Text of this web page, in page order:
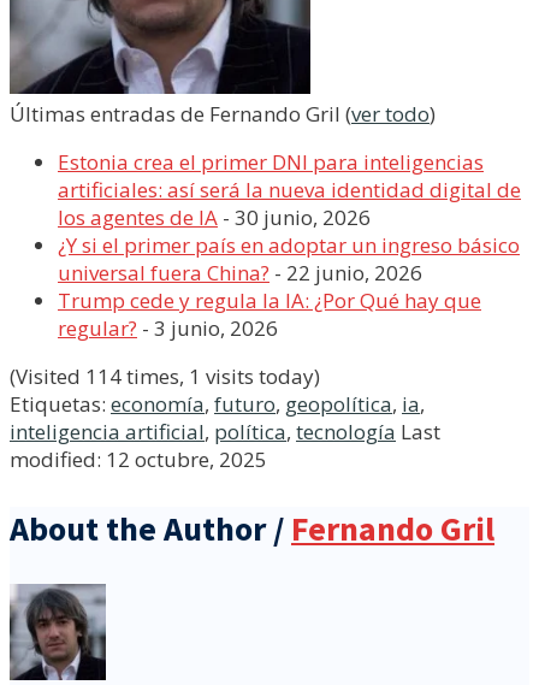
Últimas entradas de Fernando Gril (ver todo)
Estonia crea el primer DNI para inteligencias
artificiales: así será la nueva identidad digital de
los agentes de IA - 30 junio, 2026
¿Y si el primer país en adoptar un ingreso básico
universal fuera China? - 22 junio, 2026
Trump cede y regula la IA: ¿Por Qué hay que
regular? - 3 junio, 2026
(Visited 114 times, 1 visits today)
Etiquetas: economía, futuro, geopolítica, ia,
inteligencia artificial, política, tecnología Last
modified: 12 octubre, 2025
About the Author / Fernando Gril